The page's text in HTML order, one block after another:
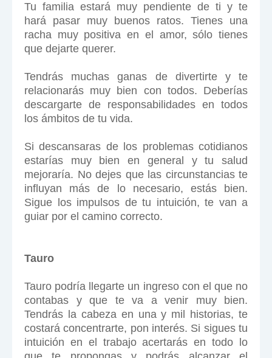
Tu familia estará muy pendiente de ti y te
hará pasar muy buenos ratos. Tienes una
racha muy positiva en el amor, sólo tienes
que dejarte querer.
Tendrás muchas ganas de divertirte y te
relacionarás muy bien con todos. Deberías
descargarte de responsabilidades en todos
los ámbitos de tu vida.
Si descansaras de los problemas cotidianos
estarías muy bien en general y tu salud
mejoraría. No dejes que las circunstancias te
influyan más de lo necesario, estás bien.
Sigue los impulsos de tu intuición, te van a
guiar por el camino correcto.
Tauro
Tauro podría llegarte un ingreso con el que no
contabas y que te va a venir muy bien.
Tendrás la cabeza en una y mil historias, te
costará concentrarte, pon interés. Si sigues tu
intuición en el trabajo acertarás en todo lo